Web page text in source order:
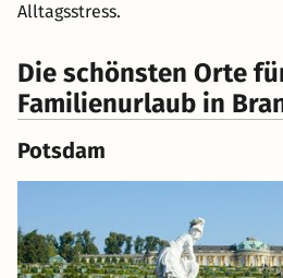
Alltagsstress.
Die schönsten Orte
Familienurlaub in
Potsdam